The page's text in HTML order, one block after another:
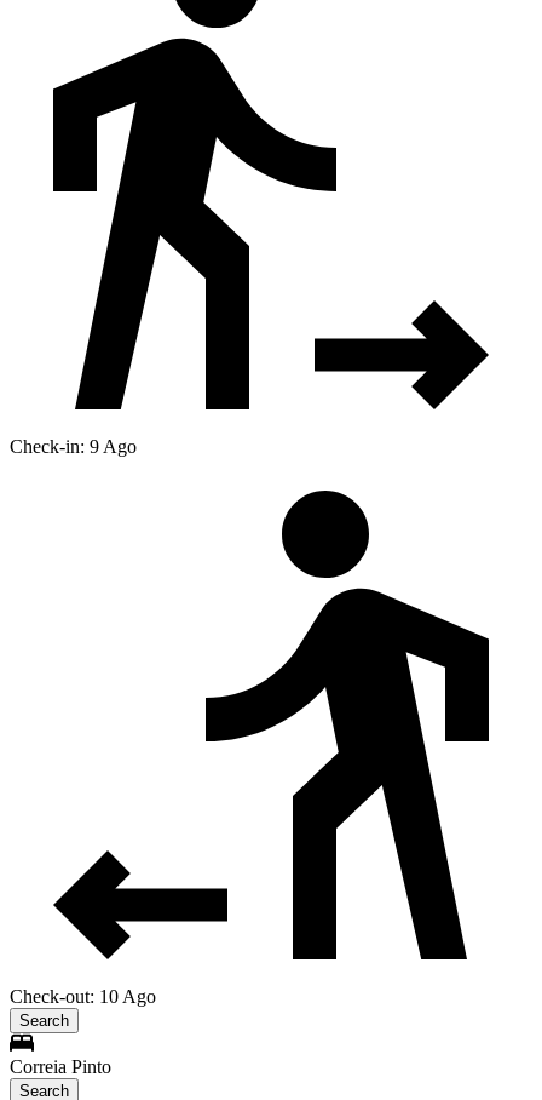
Check-in: 9 Ago
Check-out: 10 Ago
Search
Correia Pinto
Search